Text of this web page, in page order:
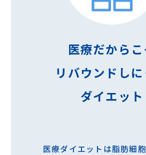
医療だからこ
リバウンドし
ダイエット
医療ダイエットは脂肪細